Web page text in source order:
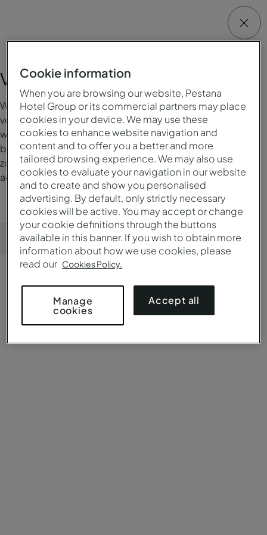
Voorkeuren voor het verblijf
Welkom bij ons systeem voor het beheren van uw
verblijfsvoorkeuren, waar u uw voorkeuren eenvoudig kunt
wijzigen of toevoegen. Deze zijn afhankelijk van de
beschikbaarheid en kunnen van invloed zijn op de
zoekresultaten en prijzen bij het zoeken naar
accommodaties.
Voorkeuren indienen
Cookie information
When you are browsing our website, Pestana
Hotel Group or its commercial partners may place
cookies in your device. We may use these
cookies to enhance website navigation and
content and to offer you a better and more
tailored browsing experience. We may also use
cookies to evaluate your navigation in our website
and to create and show you personalised
advertising. By default, only strictly necessary
cookies will be active. You may accept or change
your cookie definitions through the buttons
available in this banner. If you wish to obtain more
information about how we use cookies, please
read our Cookies Policy.
Manage
cookies
Accept all